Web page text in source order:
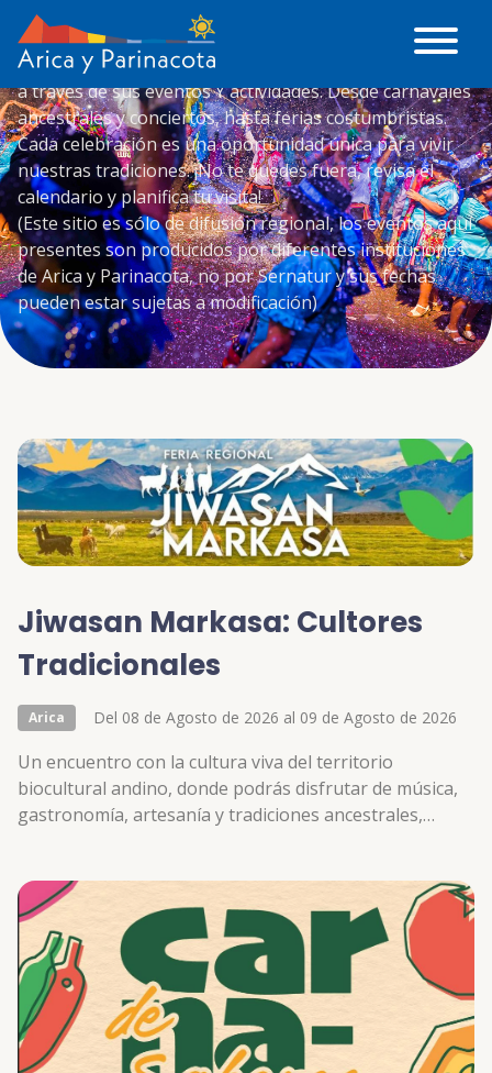
Sumérgete en la vibrante cultura de Arica y Parinacota
a través de sus eventos Y actividades. Desde carnavales
ancestrales y conciertos, hasta ferias costumbristas.
Cada celebración es una oportunidad única para vivir
nuestras tradiciones. ¡No te quedes fuera, revisa el
calendario y planifica tu visita!
(Este sitio es sólo de difusión regional, los eventos aquí
presentes son producidos por diferentes instituciones
de Arica y Parinacota, no por Sernatur y sus fechas
pueden estar sujetas a modificación)
Jiwasan Markasa: Cultores
Tradicionales
Arica Del 08 de Agosto de 2026 al 09 de Agosto de 2026
Un encuentro con la cultura viva del territorio
biocultural andino, donde podrás disfrutar de música,
gastronomía, artesanía y tradiciones ancestrales,